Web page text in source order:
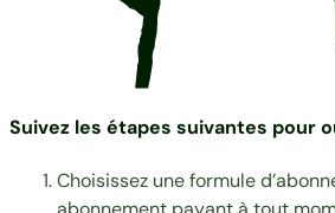
Suivez les étapes suivantes pour
Choisissez une formule